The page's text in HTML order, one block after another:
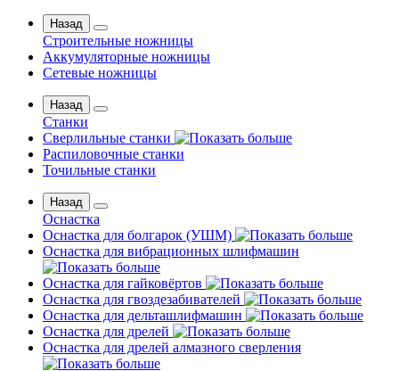
Назад
Строительные ножницы
Аккумуляторные ножницы
Сетевые ножницы
Назад
Станки
Сверлильные станки
Распиловочные станки
Точильные станки
Назад
Оснастка
Оснастка для болгарок (УШМ)
Оснастка для вибрационных шлифмашин
Оснастка для гайковёртов
Оснастка для гвоздезабивателей
Оснастка для дельташлифмашин
Оснастка для дрелей
Оснастка для дрелей алмазного сверления